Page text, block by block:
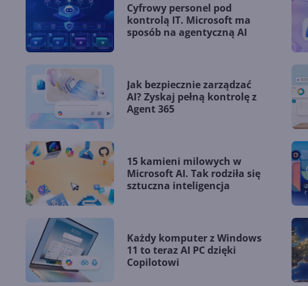
Cyfrowy personel pod
kontrolą IT. Microsoft ma
sposób na agentyczną AI
Jak bezpiecznie zarządzać
AI? Zyskaj pełną kontrolę z
Agent 365
15 kamieni milowych w
Microsoft AI. Tak rodziła się
sztuczna inteligencja
Każdy komputer z Windows
11 to teraz AI PC dzięki
Copilotowi